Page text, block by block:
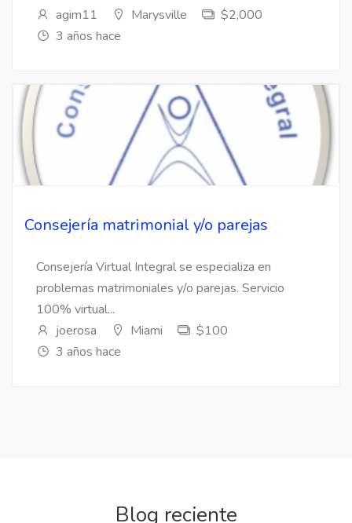
agim11
Marysville
$2,000
3 años hace
Consejería matrimonial y/o parejas
Consejería Virtual Integral se especializa en
problemas matrimoniales y/o parejas. Servicio
100% virtual...
joerosa
Miami
$100
3 años hace
Blog reciente